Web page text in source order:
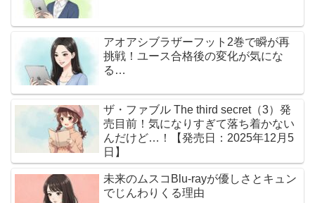
アオアシブラザーフット2巻で瞬が再
挑戦！ユース合格後の変化が気にな
る…
ザ・ファブル The third secret（3）発
売目前！気になりすぎて落ち着かない
んだけど…！【発売日：2025年12月5
日】
未来のムスコBlu-rayが優しさとキュン
でじんわりくる理由